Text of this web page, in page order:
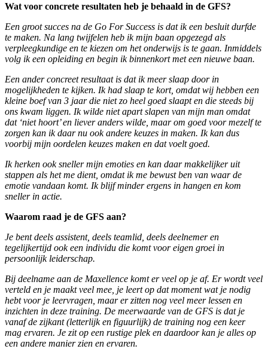
Wat voor concrete resultaten heb je behaald in de GFS?
Een groot succes na de Go For Success is dat ik een besluit durfde
te maken. Na lang twijfelen heb ik mijn baan opgezegd als
verpleegkundige en te kiezen om het onderwijs is te gaan. Inmiddels
volg ik een opleiding en begin ik binnenkort met een nieuwe baan.
Een ander concreet resultaat is dat ik meer slaap door in
mogelijkheden te kijken. Ik had slaap te kort, omdat wij hebben een
kleine boef van 3 jaar die niet zo heel goed slaapt en die steeds bij
ons kwam liggen. Ik wilde niet apart slapen van mijn man omdat
dat ‘niet hoort’ en liever anders wilde, maar om goed voor mezelf te
zorgen kan ik daar nu ook andere keuzes in maken. Ik kan dus
voorbij mijn oordelen keuzes maken en dat voelt goed.
Ik herken ook sneller mijn emoties en kan daar makkelijker uit
stappen als het me dient, omdat ik me bewust ben van waar de
emotie vandaan komt. Ik blijf minder ergens in hangen en kom
sneller in actie.
Waarom raad je de GFS aan?
Je bent deels assistent, deels teamlid, deels deelnemer en
tegelijkertijd ook een individu die komt voor eigen groei in
persoonlijk leiderschap.
Bij deelname aan de Maxellence komt er veel op je af. Er wordt veel
verteld en je maakt veel mee, je leert op dat moment wat je nodig
hebt voor je leervragen, maar er zitten nog veel meer lessen en
inzichten in deze training. De meerwaarde van de GFS is dat je
vanaf de zijkant (letterlijk en figuurlijk) de training nog een keer
mag ervaren. Je zit op een rustige plek en daardoor kan je alles op
een andere manier zien en ervaren.